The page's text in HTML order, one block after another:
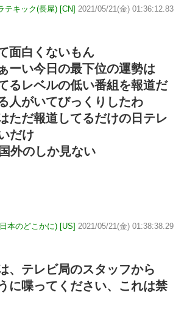
テキック(長屋) [CN] 2021/05/21(金) 01:36:12.83
面白くないもん
ーい今日の最下位の運勢は
るレベルの低い番組を報道だ
人がいてびっくりしたわ
ただ報道してるだけの日テレ
だけ
外のしか見ない
本のどこかに) [US] 2021/05/21(金) 01:38:38.29
、テレビ局のスタッフから
に喋ってください、これは禁